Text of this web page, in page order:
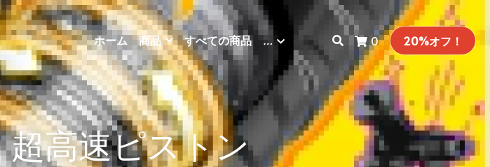
扱い
ホーム 商品 すべての商品 … 0 20%オフ！
超高速ピストン